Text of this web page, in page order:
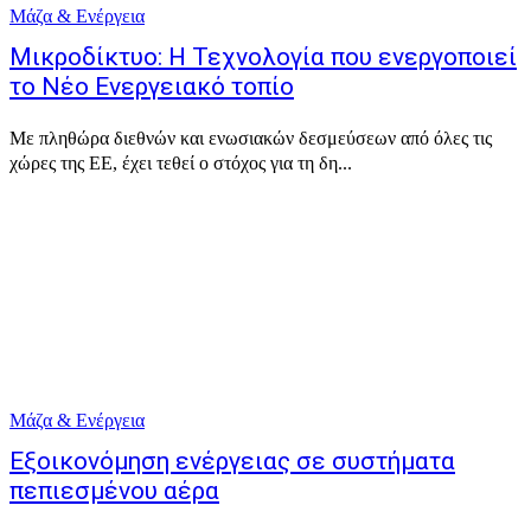
Μάζα & Ενέργεια
Μικροδίκτυο: Η Τεχνολογία που ενεργοποιεί
το Νέο Ενεργειακό τοπίο
Με πληθώρα διεθνών και ενωσιακών δεσμεύσεων από όλες τις
χώρες της ΕΕ, έχει τεθεί ο στόχος για τη δη...
Μάζα & Ενέργεια
Εξοικονόμηση ενέργειας σε συστήματα
πεπιεσμένου αέρα